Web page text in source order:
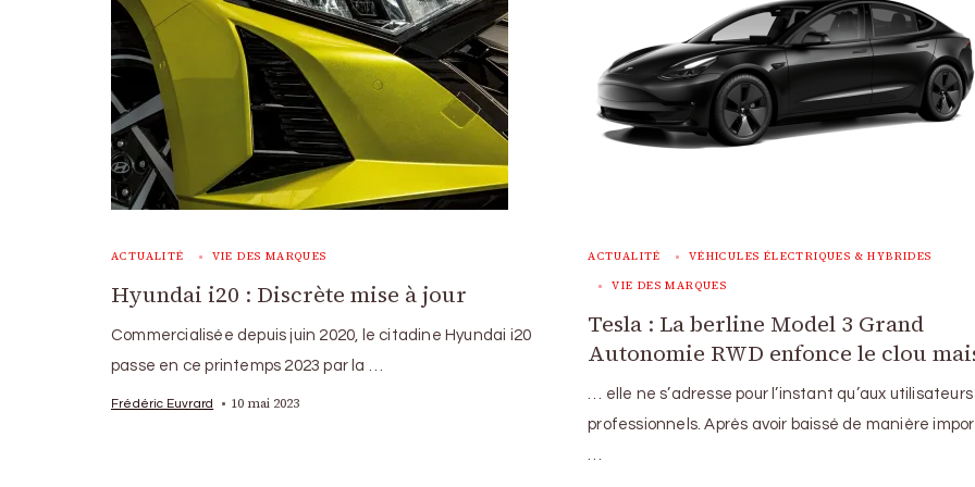
ACTUALITÉ VIE DES MARQUES
Hyundai i20 : Discrète mise à jour
Commercialisée depuis juin 2020, le citadine Hyundai i20
passe en ce printemps 2023 par la …
Frédéric Euvrard 10 mai 2023
ACTUALITÉ VÉHICULES ÉLECTRIQUES & HYBRIDES
VIE DES MARQUES
Tesla : La berline Model 3 Grand
Autonomie RWD enfonce le clou
… elle ne s’adresse pour l’instant qu’aux utilisateurs
professionnels. Après avoir baissé de manière